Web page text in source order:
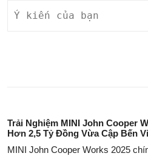
Trải Nghiệm MINI John Cooper
Hơn 2,5 Tỷ Đồng Vừa Cập Bến
MINI John Cooper Works 2025